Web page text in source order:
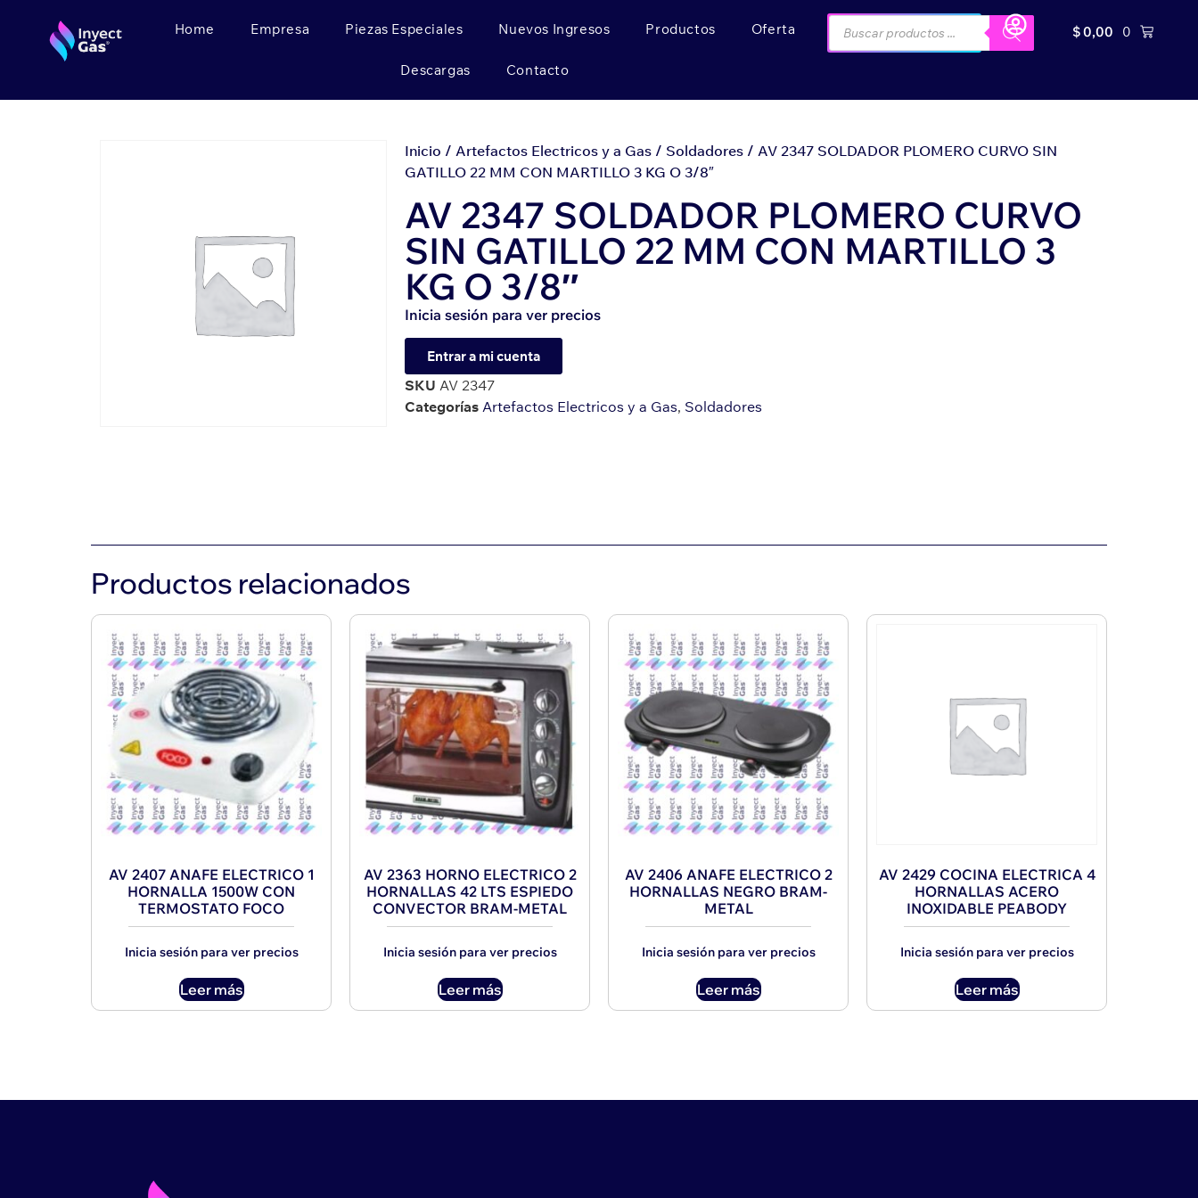
Home Empresa Piezas Especiales Nuevos Ingresos Productos Oferta
Descargas Contacto
$0,00 0
Inicio / Artefactos Electricos y a Gas / Soldadores / AV 2347 SOLDADOR PLOMERO CURVO SIN
GATILLO 22 MM CON MARTILLO 3 KG O 3/8″
AV 2347 SOLDADOR PLOMERO CURVO
SIN GATILLO 22 MM CON MARTILLO 3
KG O 3/8″
Inicia sesión para ver precios
Entrar a mi cuenta
SKU AV 2347
Categorías Artefactos Electricos y a Gas, Soldadores
Productos relacionados
AV 2407 ANAFE ELECTRICO 1
HORNALLA 1500W CON
TERMOSTATO FOCO
Inicia sesión para ver precios
Leer más
AV 2363 HORNO ELECTRICO 2
HORNALLAS 42 LTS ESPIEDO
CONVECTOR BRAM-METAL
Inicia sesión para ver precios
Leer más
AV 2406 ANAFE ELECTRICO 2
HORNALLAS NEGRO BRAM-
METAL
Inicia sesión para ver precios
Leer más
AV 2429 COCINA ELECTRICA 4
HORNALLAS ACERO
INOXIDABLE PEABODY
Inicia sesión para ver precios
Leer más